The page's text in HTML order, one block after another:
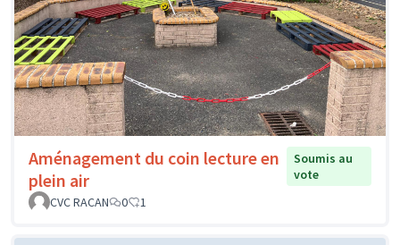
Aménagement du coin lecture en
plein air
Soumis au
vote
CVC RACAN
0 1